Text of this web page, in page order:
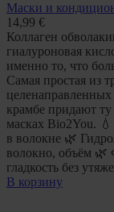
Маски и
14,99 €
Коллаген
гиалуроновая
именно то, что
Самая простая из
крамбе придают
масках Bio2You.
в волокне 🌿
волокно, объём 🌿
гладкость без
В корзину